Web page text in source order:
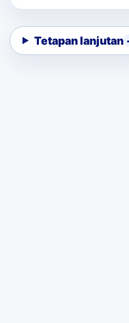
Tetapan lanjutan